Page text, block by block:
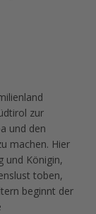
zur
und den
machen. Hier
und Königin,
toben,
beginnt der